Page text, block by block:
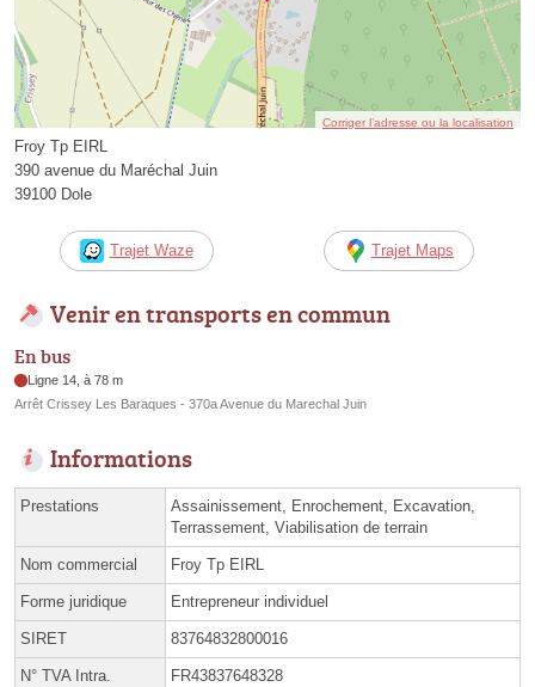
Corriger l’adresse ou la localisation
Froy Tp EIRL
390 avenue du Maréchal Juin
39100 Dole
Trajet Waze Trajet Maps
Venir en transports en commun
En bus
Ligne 14, à 78 m
Arrêt Crissey Les Baraques - 370a Avenue du Marechal Juin
Informations
Prestations
Assainissement, Enrochement, Excavation,
Terrassement, Viabilisation de terrain
Nom commercial Froy Tp EIRL
Forme juridique Entrepreneur individuel
SIRET 83764832800016
N° TVA Intra. FR43837648328